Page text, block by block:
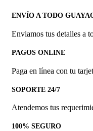
$45,00.$40,00.
ENVÍO A TODO
Enviamos tus detalles a
PAGOS ONLINE
Paga en línea con tu
SOPORTE 24/7
Atendemos tus
100% SEGURO